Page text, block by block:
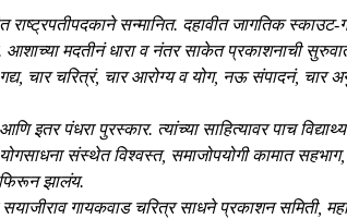
सन्मानित. दहावीत जागतिक स्काउट-
मदतीनं धारा व नंतर साकेत प्रकाशनाची
चार चरित्रं, चार आरोग्य व योग, नऊ संपादनं, चार
इतर पंधरा पुरस्कार. त्यांच्या साहित्यावर पाच
संस्थेत विश्वस्त, समाजोपयोगी कामात
झालंय.
गायकवाड चरित्र साधने प्रकाशन समिती,